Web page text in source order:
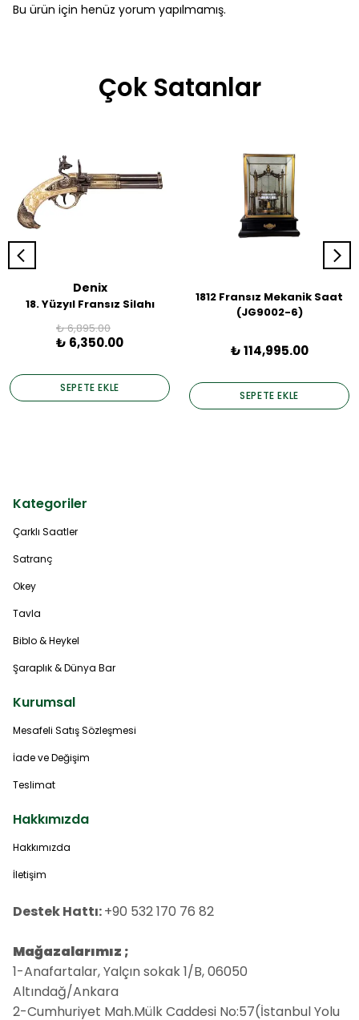
Bu ürün için henüz yorum yapılmamış.
Çok Satanlar
Denix
18. Yüzyıl Fransız Silahı
₺ 6,895.00
₺ 6,350.00
SEPETE EKLE
1812 Fransız Mekanik Saat
(JG9002-6)
₺ 114,995.00
SEPETE EKLE
Kategoriler
Çarklı Saatler
Satranç
Okey
Tavla
Biblo & Heykel
Şaraplık & Dünya Bar
Kurumsal
Mesafeli Satış Sözleşmesi
İade ve Değişim
Teslimat
Hakkımızda
Hakkımızda
İletişim
Destek Hattı:+90 532 170 76 82
Mağazalarımız ;
1-Anafartalar, Yalçın sokak 1/B, 06050
Altındağ/Ankara
2-Cumhuriyet Mah.Mülk Caddesi No:57(İstanbul Yolu